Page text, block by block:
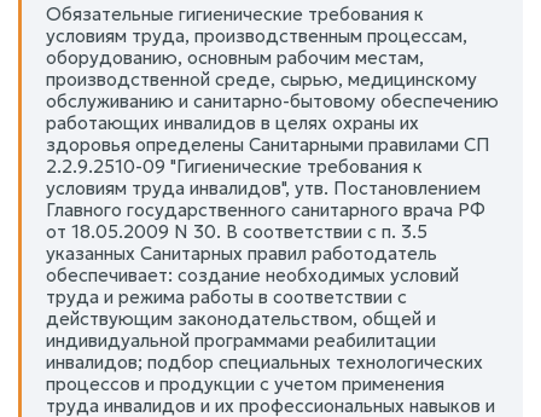
Обязательные гигиенические требования к
условиям труда, производственным процессам,
оборудованию, основным рабочим местам,
производственной среде, сырью, медицинскому
обслуживанию и санитарно-бытовому обеспечению
работающих инвалидов в целях охраны их
здоровья определены Санитарными правилами СП
2.2.9.2510-09 "Гигиенические требования к
условиям труда инвалидов", утв. Постановлением
Главного государственного санитарного врача РФ
от 18.05.2009 N 30. В соответствии с п. 3.5
указанных Санитарных правил работодатель
обеспечивает: создание необходимых условий
труда и режима работы в соответствии с
действующим законодательством, общей и
индивидуальной программами реабилитации
инвалидов; подбор специальных технологических
процессов и продукции с учетом применения
труда инвалидов и их профессиональных навыков и